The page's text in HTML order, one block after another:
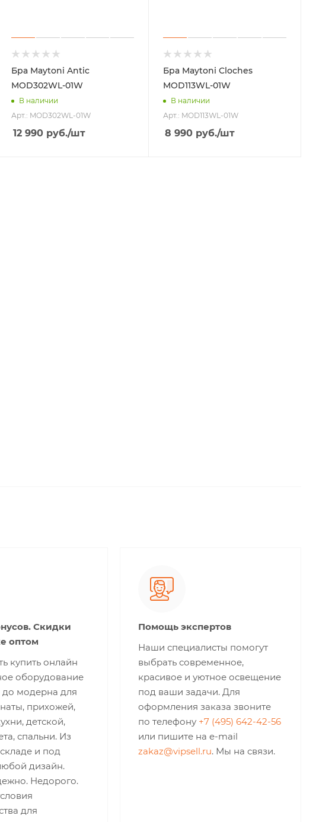
Бра Maytoni Antic
MOD302WL-01W
В наличии
Арт.: MOD302WL-01W
12 990руб./шт
Бра Maytoni Cloches
MOD113WL-01W
В наличии
Арт.: MOD113WL-01W
8 990 руб./шт
Скидки
оптом
купить онлайн
оборудование
до модерна для
прихожей,
детской,
спальни. Из
и под
дизайн.
Недорого.
для
Помощь экспертов
Наши специалисты помогут
выбрать современное,
красивое и уютное освещение
под ваши задачи. Для
оформления заказа звоните
по телефону +7 (495) 642-42-56
или пишите на e-mail
zakaz@vipsell.ru. Мы на связи.